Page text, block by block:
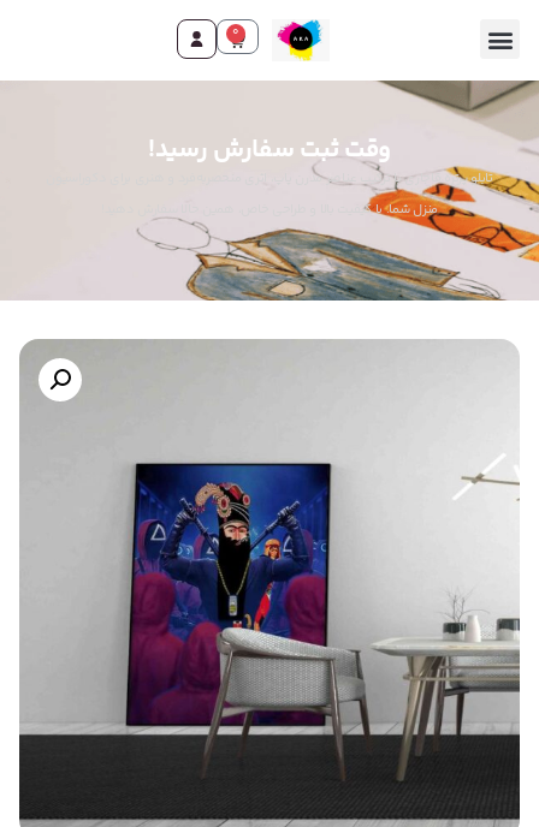
0
وقت ثبت سفارش رسید!
تابلو پرتره قاجاری با ترکیب عناصر مدرن پاپ، اثری منحصربه‌فرد و هنری برای دکوراسیون
منزل شما. با کیفیت بالا و طراحی خاص، همین حالا سفارش دهید!